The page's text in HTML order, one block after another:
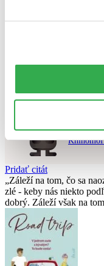
Nebol nájdenýžiadny
Skúste prosím zmeniť
Náš
Pridať citát
Záleží na tom, čo sa
zlé - keby nás niekto
dobrý. Záleží však na